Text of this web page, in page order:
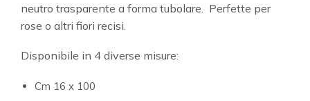
neutro trasparente a forma tubolare. Perfette per
rose o altri fiori recisi.
Disponibile in 4 diverse misure:
Cm 16 x 100